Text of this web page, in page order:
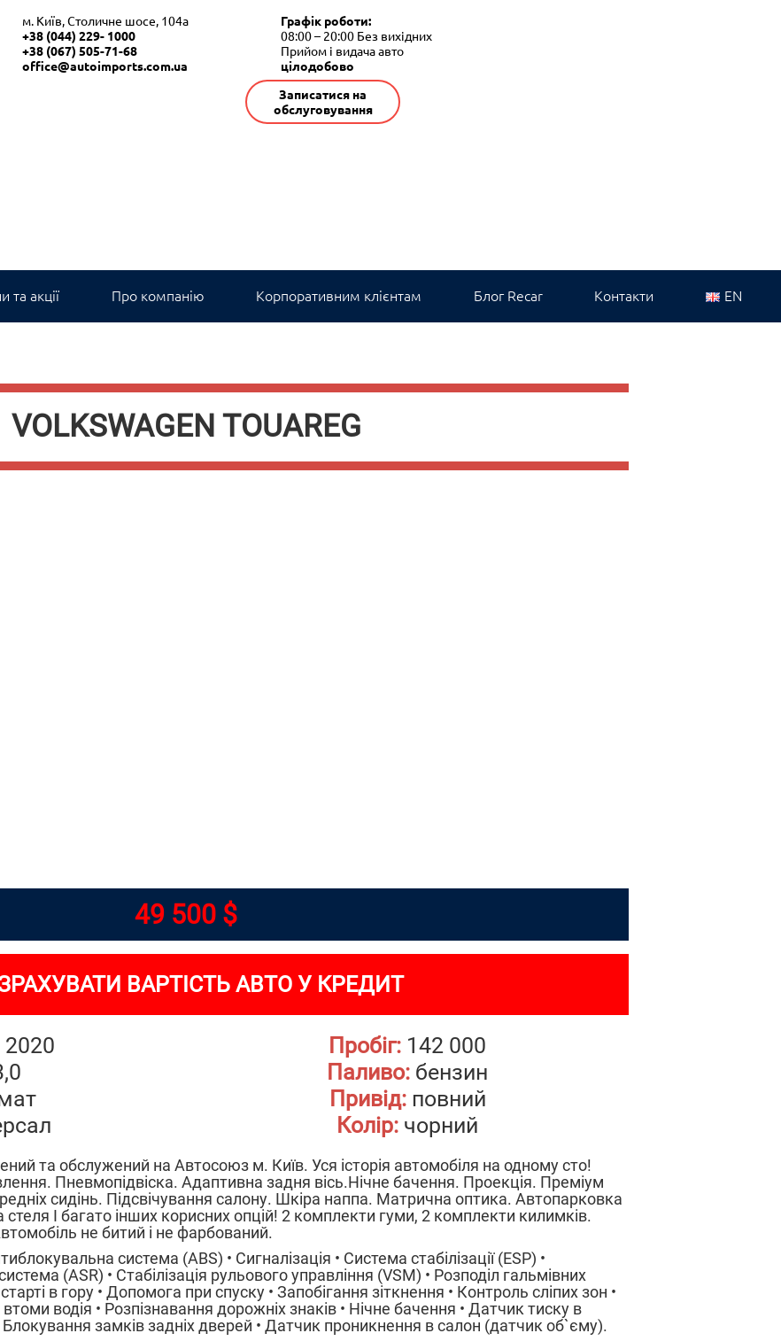
м. Київ, Столичне шосе, 104а
+38 (044) 229- 1000
+38 (067) 505-71-68
office@autoimports.com.ua
Графік роботи:
08:00 – 20:00 Без вихідних
Прийом і видача авто
цілодобово
Записатися на
обслуговування
та акції Про компанію Корпоративним клієнтам Блог Recar Контакти EN
VOLKSWAGEN TOUAREG
49 500 $
ВАРТІСТЬ АВТО У КРЕДИТ
2020 Пробіг: 142 000
Паливо: бензин
Привід:повний
Колір: чорний
та обслужений на Автосоюз м. Київ. Уся історія автомобіля на одному сто!
Пневмопідвіска. Адаптивна задня вісь.Нічне бачення. Проекція. Преміум
сидінь. Підсвічування салону. Шкіра наппа. Матрична оптика. Автопарковка
І багато інших корисних опцій! 2 комплекти гуми, 2 комплекти килимків.
не битий і не фарбований.
система (ABS) • Сигналізація • Система стабілізації (ESP) •
(ASR) • Стабілізація рульового управління (VSM) • Розподіл гальмівних
в гору • Допомога при спуску • Запобігання зіткнення • Контроль сліпих зон •
водія • Розпізнавання дорожніх знаків • Нічне бачення • Датчик тиску в
замків задніх дверей • Датчик проникнення в салон (датчик об`єму).